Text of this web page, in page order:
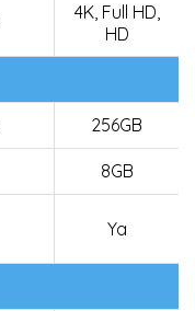
4K, Full HD,
HD
256GB
8GB
Ya